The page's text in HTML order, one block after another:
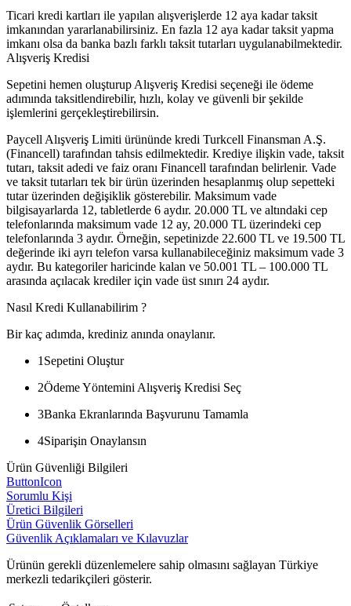
Ticari kredi kartları ile yapılan alışverişlerde 12 aya kadar taksit
imkanından yararlanabilirsiniz. En fazla 12 aya kadar taksit yapma
imkanı olsa da banka bazlı farklı taksit tutarları uygulanabilmektedir.
Alışveriş Kredisi
Sepetini hemen oluşturup Alışveriş Kredisi seçeneği ile ödeme
adımında taksitlendirebilir, hızlı, kolay ve güvenli bir şekilde
işlemlerini gerçekleştirebilirsin.
Paycell Alışveriş Limiti ürününde kredi Turkcell Finansman A.Ş.
(Financell) tarafından tahsis edilmektedir. Krediye ilişkin vade, taksit
tutarı, taksit adedi ve faiz oranı Financell tarafından belirlenir. Vade
ve taksit tutarları tek bir ürün üzerinden hesaplanmış olup sepetteki
tutar üzerinden değişiklik gösterebilir. Maksimum vade
bilgisayarlarda 12, tabletlerde 6 aydır. 20.000 TL ve altındaki cep
telefonlarında maksimum vade 12 ay, 20.000 TL üzerindeki cep
telefonlarında 3 aydır. Örneğin, sepetinizde 22.600 TL ve 19.500 TL
değerinde iki ayrı telefon varsa kullanabileceğiniz maksimum vade 3
aydır. Bu kategoriler haricinde kalan ve 50.001 TL – 100.000 TL
arasında açılacak krediler için vade üst sınırı 24 aydır.
Nasıl Kredi Kullanabilirim ?
Bir kaç adımda, krediniz anında onaylanır.
1 Sepetini Oluştur
2Ödeme Yöntemini Alışveriş Kredisi Seç
3Banka Ekranlarında Başvurunu Tamamla
4Siparişin Onaylansın
Ürün Güvenliği Bilgileri
ButtonIcon
Sorumlu Kişi
Üretici Bilgileri
Ürün Güvenlik Görselleri
Güvenlik Açıklamaları ve Kılavuzlar
Ürünün gerekli düzenlemelere sahip olmasını sağlayan Türkiye
merkezli tedarikçileri gösterir.